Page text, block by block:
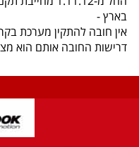
בארץ -
דרישות החובה אותם הוא